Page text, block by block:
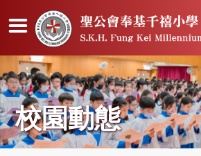
校園動態